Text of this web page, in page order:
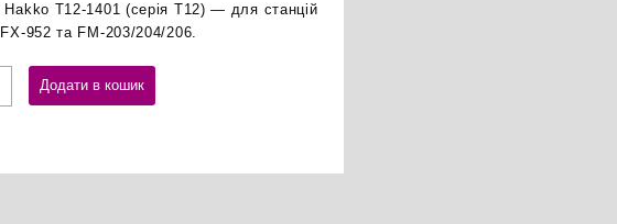
T12-1401 (серія T12) — для станцій
952 та FM-203/204/206.
Додати в кошик